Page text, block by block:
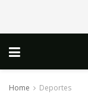
Home Deportes